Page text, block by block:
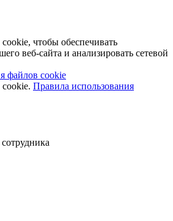
чтобы обеспечивать
веб-сайта и анализировать сетевой
файлов cookie
Правила использования